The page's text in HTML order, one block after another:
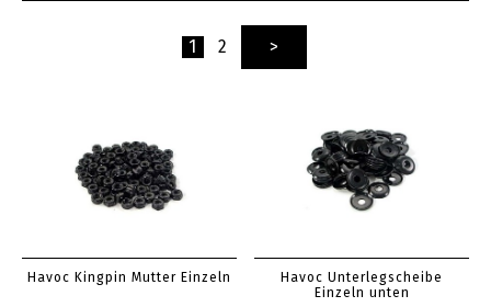
1 2 >
Havoc Kingpin Mutter Einzeln
Havoc Unterlegscheibe
Einzeln unten